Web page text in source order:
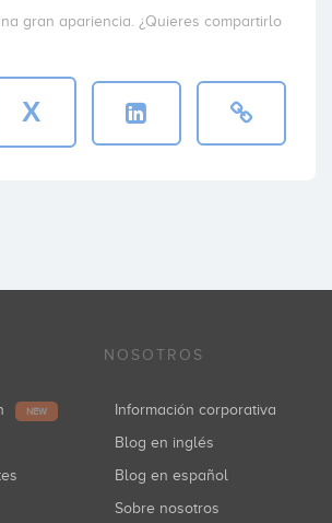
gran apariencia. ¿Quieres compartirlo
X
NEW
NOSOTROS
Información corporativa
Blog en inglés
Blog en español
Sobre nosotros